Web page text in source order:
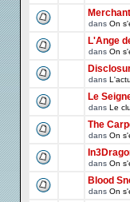
dans On
L'Ange
dans On
dans
Le
dans Le
The
dans On
dans On
Blood
dans On